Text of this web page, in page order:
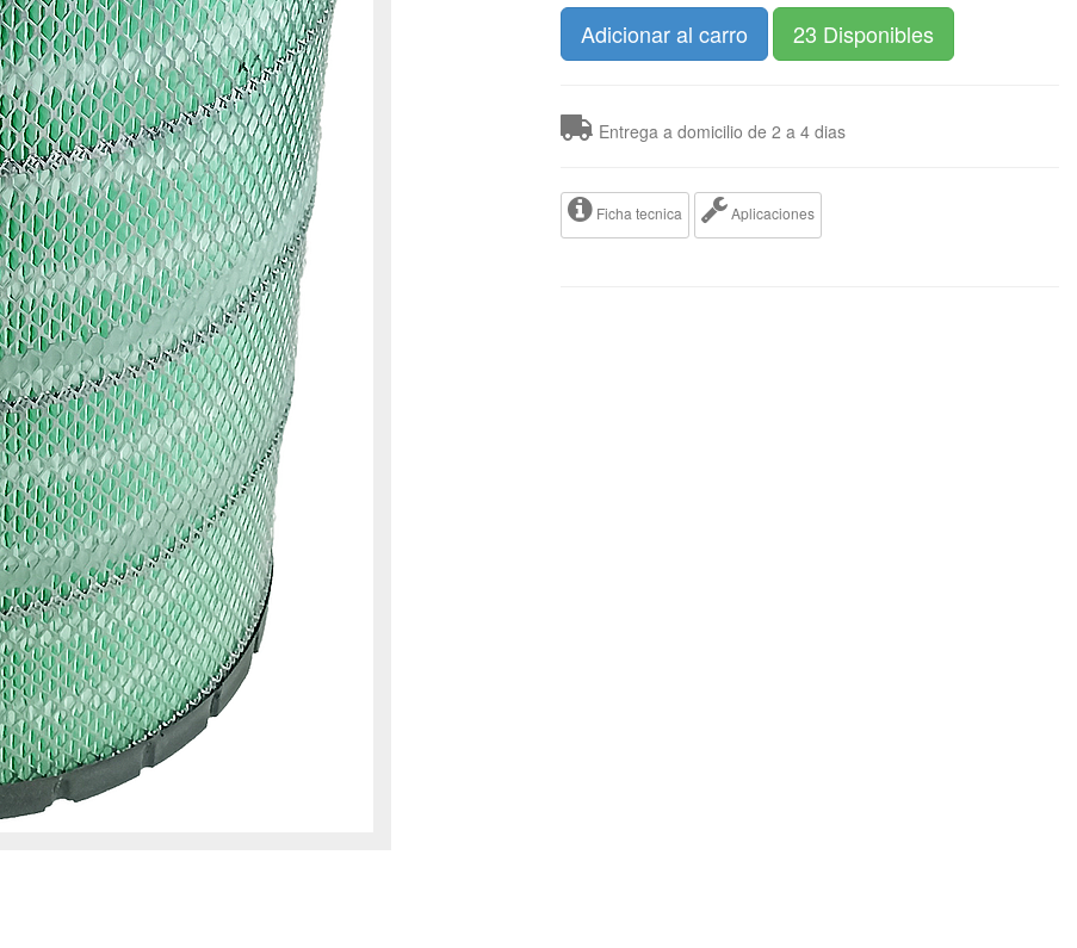
Adicionar al carro 23 Disponibles
Entrega a domicilio de 2 a 4 dias
Ficha tecnica Aplicaciones